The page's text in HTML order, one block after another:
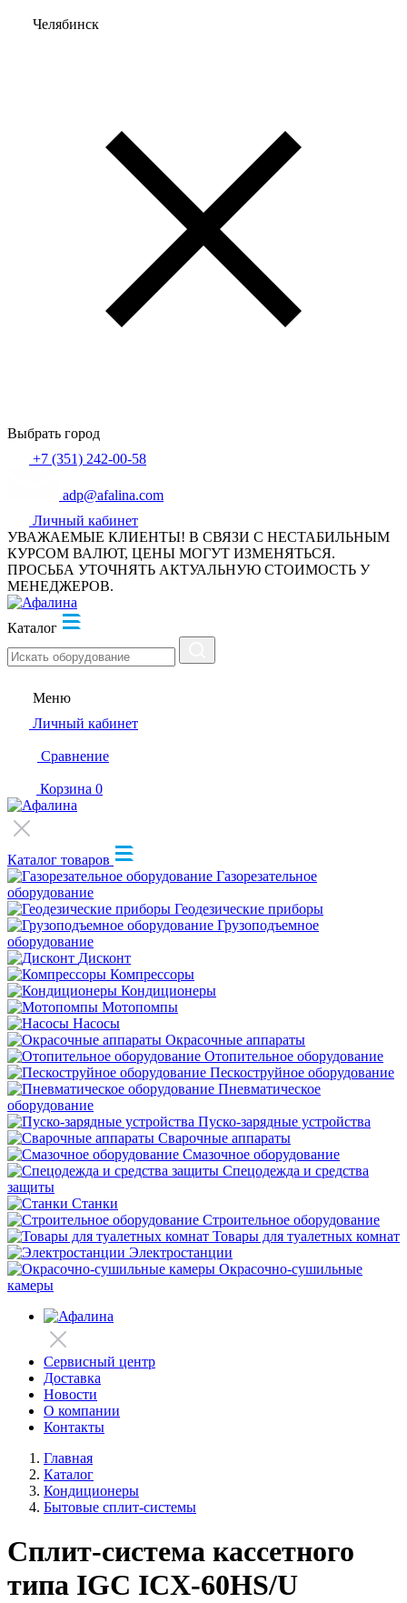
Челябинск
Выбрать город
+7 (351) 242-00-58
adp@afalina.com
Личный кабинет
УВАЖАЕМЫЕ КЛИЕНТЫ! В СВЯЗИ С НЕСТАБИЛЬНЫМ
КУРСОМ ВАЛЮТ, ЦЕНЫ МОГУТ ИЗМЕНЯТЬСЯ.
ПРОСЬБА УТОЧНЯТЬ АКТУАЛЬНУЮ СТОИМОСТЬ У
МЕНЕДЖЕРОВ.
Каталог
Меню
Личный кабинет
Сравнение
Корзина 0
Каталог товаров
Газорезательное
оборудование
Геодезические приборы
Грузоподъемное
оборудование
Дисконт
Компрессоры
Кондиционеры
Мотопомпы
Насосы
Окрасочные аппараты
Отопительное оборудование
Пескоструйное оборудование
Пневматическое
оборудование
Пуско-зарядные устройства
Сварочные аппараты
Смазочное оборудование
Спецодежда и средства
защиты
Станки
Строительное оборудование
Товары для туалетных комнат
Электростанции
Окрасочно-сушильные
камеры
Сервисный центр
Доставка
Новости
О компании
Контакты
Главная
Каталог
Кондиционеры
Бытовые сплит-системы
Сплит-система кассетного
типа IGC ICХ-60HS/U